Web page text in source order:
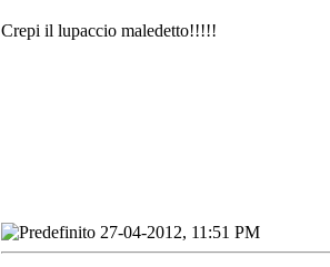
Crepi il lupaccio maledetto!!!!!
27-04-2012, 11:51 PM